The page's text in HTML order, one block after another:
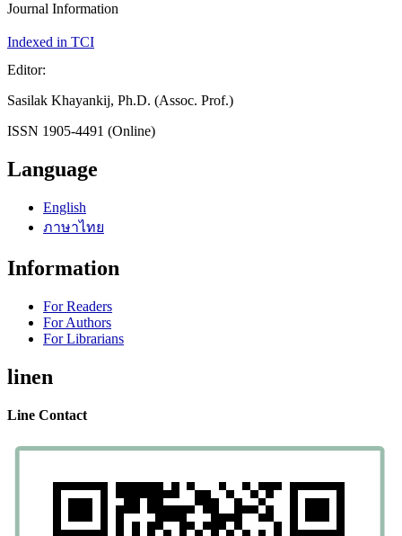
Journal Information
Indexed in TCI
Editor:
Sasilak Khayankij, Ph.D. (Assoc. Prof.)
ISSN 1905-4491 (Online)
Language
English
ภาษาไทย
Information
For Readers
For Authors
For Librarians
linen
Line Contact